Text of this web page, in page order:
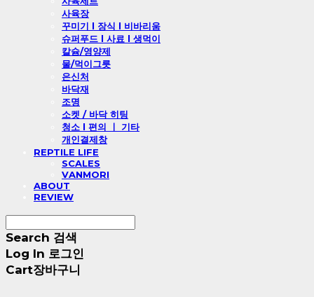
사육장
꾸미기 l 장식 l 비바리움
슈퍼푸드 l 사료 l 생먹이
칼슘/영양제
물/먹이그릇
은신처
바닥재
조명
소켓 / 바닥 히팅
청소 l 편의 ㅣ 기타
개인결제창
REPTILE LIFE
SCALES
VANMORI
ABOUT
REVIEW
Search 검색
Log In 로그인
Cart장바구니